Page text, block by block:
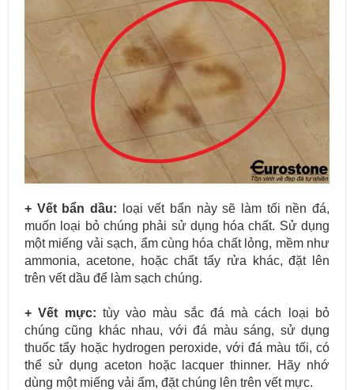
+ Vết bẩn dầu: loại vết bẩn này sẽ làm tối nền đá,
muốn loại bỏ chúng phải sử dụng hóa chất. Sử dụng
một miếng vải sạch, ẩm cùng hóa chất lỏng, mềm như
ammonia, acetone, hoặc chất tẩy rửa khác, đặt lên
trên vết dầu để làm sạch chúng.
+ Vết mực: tùy vào màu sắc đá mà cách loại bỏ
chúng cũng khác nhau, với đá màu sáng, sử dụng
thuốc tẩy hoặc hydrogen peroxide, với đá màu tối, có
thể sử dụng aceton hoặc lacquer thinner. Hãy nhớ
dùng một miếng vải ẩm, đặt chúng lên trên vết mực.